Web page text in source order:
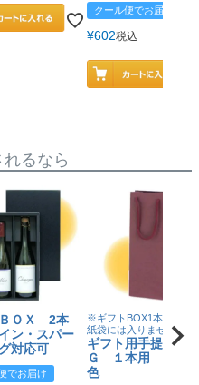
クール便でお届け
¥602税込
るなら
ＯＸ 2本
ン・スパー
対応可
でお届け
※ギフトBOX1本用はこ
紙袋には入りません
ギフト用手提げＢ
Ｇ １本用 エン
色